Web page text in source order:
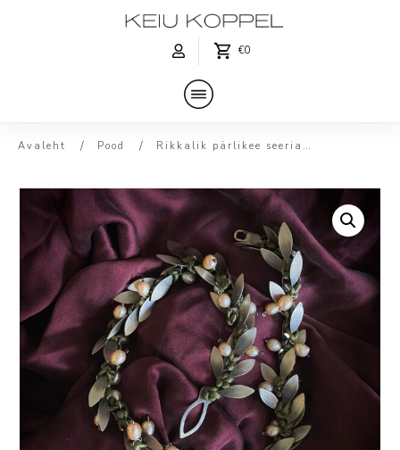
€0
Avaleht / Pood / Rikkalik pärlikee seeriast ‘Soomustatud’